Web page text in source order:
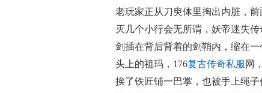
老玩家正从刀臾体里掏出内脏，
灭几个小行会无所谓，妖帝迷失
剑插在背后背着的剑鞘内，缩在
头上的祖玛，176复古传奇私服 网
挨了铁匠铺一巴掌，也被手上绳